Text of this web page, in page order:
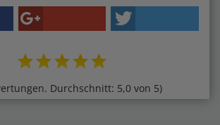
Durchschnitt: 5,0 von 5)